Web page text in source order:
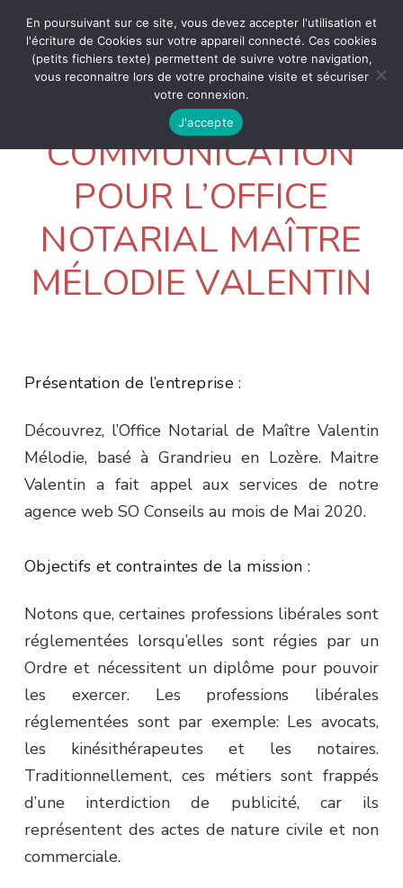
COMMUNICATION
POUR L’OFFICE
NOTARIAL MAÎTRE
MÉLODIE VALENTIN
Présentation de l’entreprise :
Découvrez, l’Office Notarial de Maître Valentin
Mélodie, basé à Grandrieu en Lozère. Maitre
Valentin a fait appel aux services de notre
agence web SO Conseils au mois de Mai 2020.
Objectifs et contraintes de la mission :
Notons que, certaines professions libérales sont
réglementées lorsqu’elles sont régies par un
Ordre et nécessitent un diplôme pour pouvoir
les exercer. Les professions libérales
réglementées sont par exemple: Les avocats,
les kinésithérapeutes et les notaires.
Traditionnellement, ces métiers sont frappés
d’une interdiction de publicité, car ils
représentent des actes de nature civile et non
commerciale.
En poursuivant sur ce site, vous devez accepter l'utilisation et
l'écriture de Cookies sur votre appareil connecté. Ces cookies
(petits fichiers texte) permettent de suivre votre navigation,
vous reconnaitre lors de votre prochaine visite et sécuriser
votre connexion.
J'accepte